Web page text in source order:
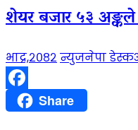
शेयर बजार ५३ अङ्कले
भाद्र,२०८२ न्युजनेपा डेस्क
FacebookShare